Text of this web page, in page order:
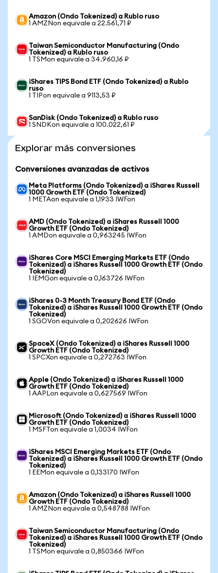
Amazon (Ondo Tokenized) a Rublo ruso
1 AMZNon equivale a 22.561,71 ₽
Taiwan Semiconductor Manufacturing (Ondo
Tokenized) a Rublo ruso
1 TSMon equivale a 34.960,16 ₽
iShares TIPS Bond ETF (Ondo Tokenized) a Rublo
ruso
1 TIPon equivale a 9113,53 ₽
SanDisk (Ondo Tokenized) a Rublo ruso
1 SNDKon equivale a 100.022,61 ₽
Explorar más conversiones
Conversiones avanzadas de activos
Meta Platforms (Ondo Tokenized) a iShares Russell
1000 Growth ETF (Ondo Tokenized)
1 METAon equivale a 1,1933 IWFon
AMD (Ondo Tokenized) a iShares Russell 1000
Growth ETF (Ondo Tokenized)
1 AMDon equivale a 0,963245 IWFon
iShares Core MSCI Emerging Markets ETF (Ondo
Tokenized) a iShares Russell 1000 Growth ETF (Ondo
Tokenized)
1 IEMGon equivale a 0,163726 IWFon
iShares 0-3 Month Treasury Bond ETF (Ondo
Tokenized) a iShares Russell 1000 Growth ETF (Ondo
Tokenized)
1 SGOVon equivale a 0,202626 IWFon
SpaceX (Ondo Tokenized) a iShares Russell 1000
Growth ETF (Ondo Tokenized)
1 SPCXon equivale a 0,272763 IWFon
Apple (Ondo Tokenized) a iShares Russell 1000
Growth ETF (Ondo Tokenized)
1 AAPLon equivale a 0,627569 IWFon
Microsoft (Ondo Tokenized) a iShares Russell 1000
Growth ETF (Ondo Tokenized)
1 MSFTon equivale a 1,0034 IWFon
iShares MSCI Emerging Markets ETF (Ondo
Tokenized) a iShares Russell 1000 Growth ETF (Ondo
Tokenized)
1 EEMon equivale a 0,133170 IWFon
Amazon (Ondo Tokenized) a iShares Russell 1000
Growth ETF (Ondo Tokenized)
1 AMZNon equivale a 0,548788 IWFon
Taiwan Semiconductor Manufacturing (Ondo
Tokenized) a iShares Russell 1000 Growth ETF (Ondo
Tokenized)
1 TSMon equivale a 0,850366 IWFon